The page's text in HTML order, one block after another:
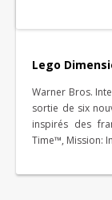
Lego
Warner Bros.
sortie de six
inspirés des
Time™, Mission: